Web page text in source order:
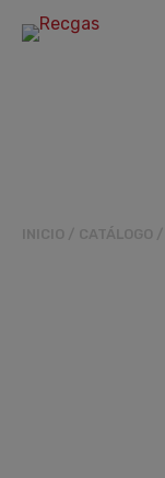
INICIO / CATÁLOGO /